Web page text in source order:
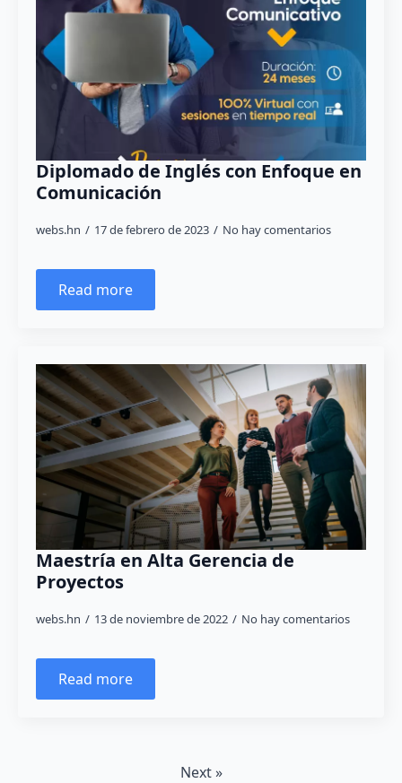
Diplomado de Inglés con Enfoque en
Comunicación
webs.hn 17 de febrero de 2023 No hay comentarios
Read more
Maestría en Alta Gerencia de
Proyectos
webs.hn 13 de noviembre de 2022 No hay comentarios
Read more
Next »